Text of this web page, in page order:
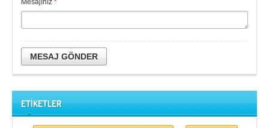
Mesajınız *
MESAJ GÖNDER
ETİKETLER